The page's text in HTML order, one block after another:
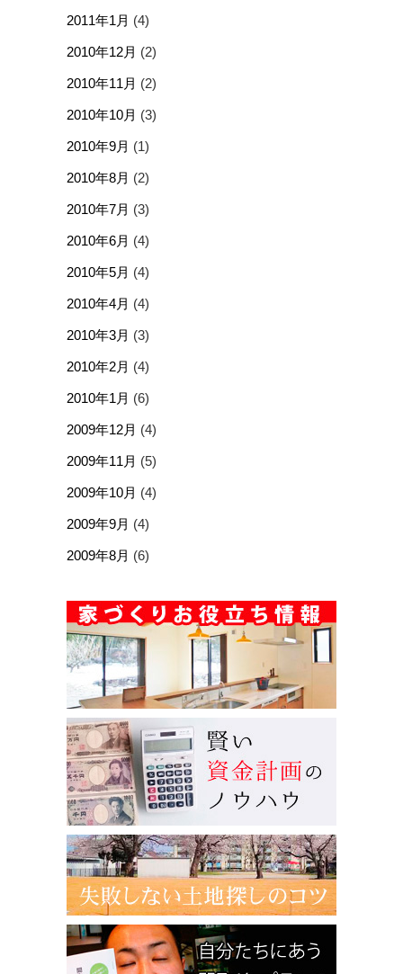
2011年1月 (4)
2010年12月 (2)
2010年11月 (2)
2010年10月 (3)
2010年9月 (1)
2010年8月 (2)
2010年7月 (3)
2010年6月 (4)
2010年5月 (4)
2010年4月 (4)
2010年3月 (3)
2010年2月 (4)
2010年1月 (6)
2009年12月 (4)
2009年11月 (5)
2009年10月 (4)
2009年9月 (4)
2009年8月 (6)